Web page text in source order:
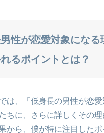
性が恋愛対象になる
るポイントとは？
は、「低身長の男性が恋愛
ちに、さらに詳しくその理
から、僕が特に注目した